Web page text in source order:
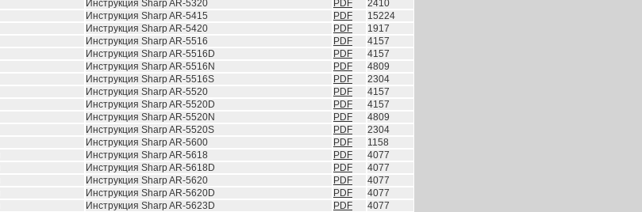
Инструкция Sharp AR-5320 PDF
2410
Инструкция Sharp AR-5415 PDF
15224
Инструкция Sharp AR-5420 PDF
1917
Инструкция Sharp AR-5516 PDF
4157
Инструкция Sharp AR-5516D PDF
4157
Инструкция Sharp AR-5516N PDF
4809
Инструкция Sharp AR-5516S PDF
2304
Инструкция Sharp AR-5520 PDF
4157
Инструкция Sharp AR-5520D PDF
4157
Инструкция Sharp AR-5520N PDF
4809
Инструкция Sharp AR-5520S PDF
2304
Инструкция Sharp AR-5600 PDF
1158
Инструкция Sharp AR-5618 PDF
4077
Инструкция Sharp AR-5618D PDF
4077
Инструкция Sharp AR-5620 PDF
4077
Инструкция Sharp AR-5620D PDF
4077
Инструкция Sharp AR-5623D PDF
4077